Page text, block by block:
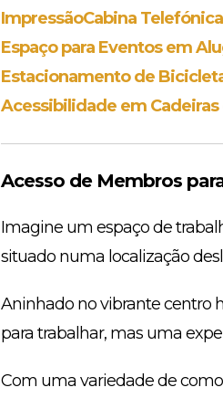
ImpressãoCabina Telefónica
Espaço para Eventos em
Estacionamento de
Acessibilidade em Cadeiras
Acesso de Membros
Imagine um espaço de
situado numa localização
Aninhado no vibrante centro
para trabalhar, mas uma
Com uma variedade de